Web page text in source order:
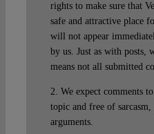
rights to make sure that
safe and attractive place
will not appear
by us. Just as with posts,
means not all submitted
2. We expect comments
topic and free of
arguments.